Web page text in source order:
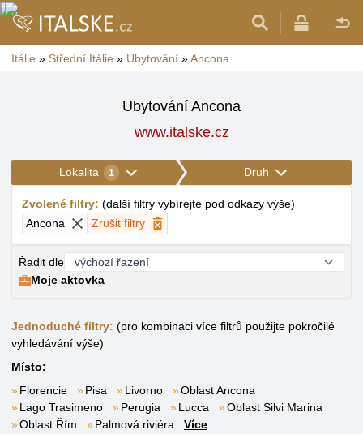
Itálie » Střední Itálie » Ubytování »Ancona
Ubytování Ancona
www.italske.cz
Lokalita 1 Druh
Zvolené filtry: (další filtry vybírejte pod odkazy výše)
Ancona
Zrušit filtry
Řadit dle
Moje aktovka
Jednoduché filtry: (pro kombinaci více filtrů použijte pokročilé
vyhledávání výše)
Místo:
Florencie
Pisa Livorno
Oblast Ancona
Lago Trasimeno
Perugia Lucca
Oblast Silvi Marina
Oblast Řím
Palmová riviéra
Více